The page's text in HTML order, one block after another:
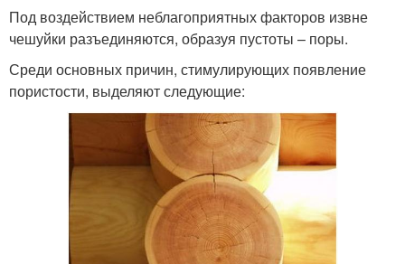
Под воздействием неблагоприятных факторов извне
чешуйки разъединяются, образуя пустоты – поры.
Среди основных причин, стимулирующих появление
пористости, выделяют следующие: